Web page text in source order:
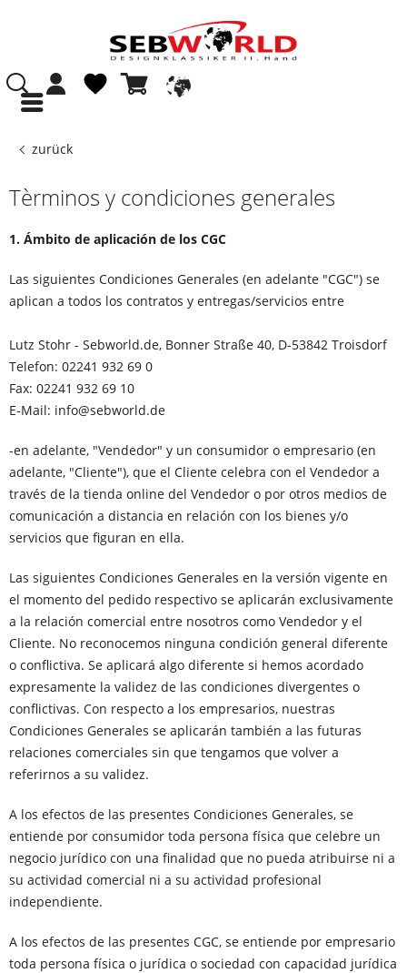
zurück
Tèrminos y condiciones generales
1. Ámbito de aplicación de los CGC
Las siguientes Condiciones Generales (en adelante "CGC") se
aplican a todos los contratos y entregas/servicios entre
Lutz Stohr - Sebworld.de, Bonner Straße 40, D-53842 Troisdorf
Telefon: 02241 932 69 0
Fax: 02241 932 69 10
E-Mail: info@sebworld.de
-en adelante, "Vendedor" y un consumidor o empresario (en
adelante, "Cliente"), que el Cliente celebra con el Vendedor a
través de la tienda online del Vendedor o por otros medios de
comunicación a distancia en relación con los bienes y/o
servicios que figuran en ella.
Las siguientes Condiciones Generales en la versión vigente en
el momento del pedido respectivo se aplicarán exclusivamente
a la relación comercial entre nosotros como Vendedor y el
Cliente. No reconocemos ninguna condición general diferente
o conflictiva. Se aplicará algo diferente si hemos acordado
expresamente la validez de las condiciones divergentes o
conflictivas. Con respecto a los empresarios, nuestras
Condiciones Generales se aplicarán también a las futuras
relaciones comerciales sin que tengamos que volver a
referirnos a su validez.
A los efectos de las presentes Condiciones Generales, se
entiende por consumidor toda persona física que celebre un
negocio jurídico con una finalidad que no pueda atribuirse ni a
su actividad comercial ni a su actividad profesional
independiente.
A los efectos de las presentes CGC, se entiende por empresario
toda persona física o jurídica o sociedad con capacidad jurídica